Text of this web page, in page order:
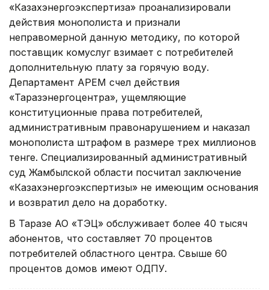
«Казахэнергоэкспертиза» проанализировали
действия монополиста и признали
неправомерной данную методику, по которой
поставщик комуслуг взимает с потребителей
дополнительную плату за горячую воду.
Департамент АРЕМ счел действия
«Таразэнергоцентра», ущемляющие
конституционные права потребителей,
административным правонарушением и наказал
монополиста штрафом в размере трех миллионов
тенге. Специализированный административный
суд Жамбылской области посчитал заключение
«Казахэнергоэкспертизы» не имеющим основания
и возвратил дело на доработку.
В Таразе АО «ТЭЦ» обслуживает более 40 тысяч
абонентов, что составляет 70 процентов
потребителей областного центра. Свыше 60
процентов домов имеют ОДПУ.